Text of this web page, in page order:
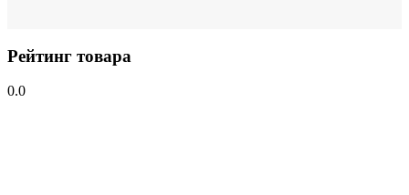
Рейтинг товара
0.0